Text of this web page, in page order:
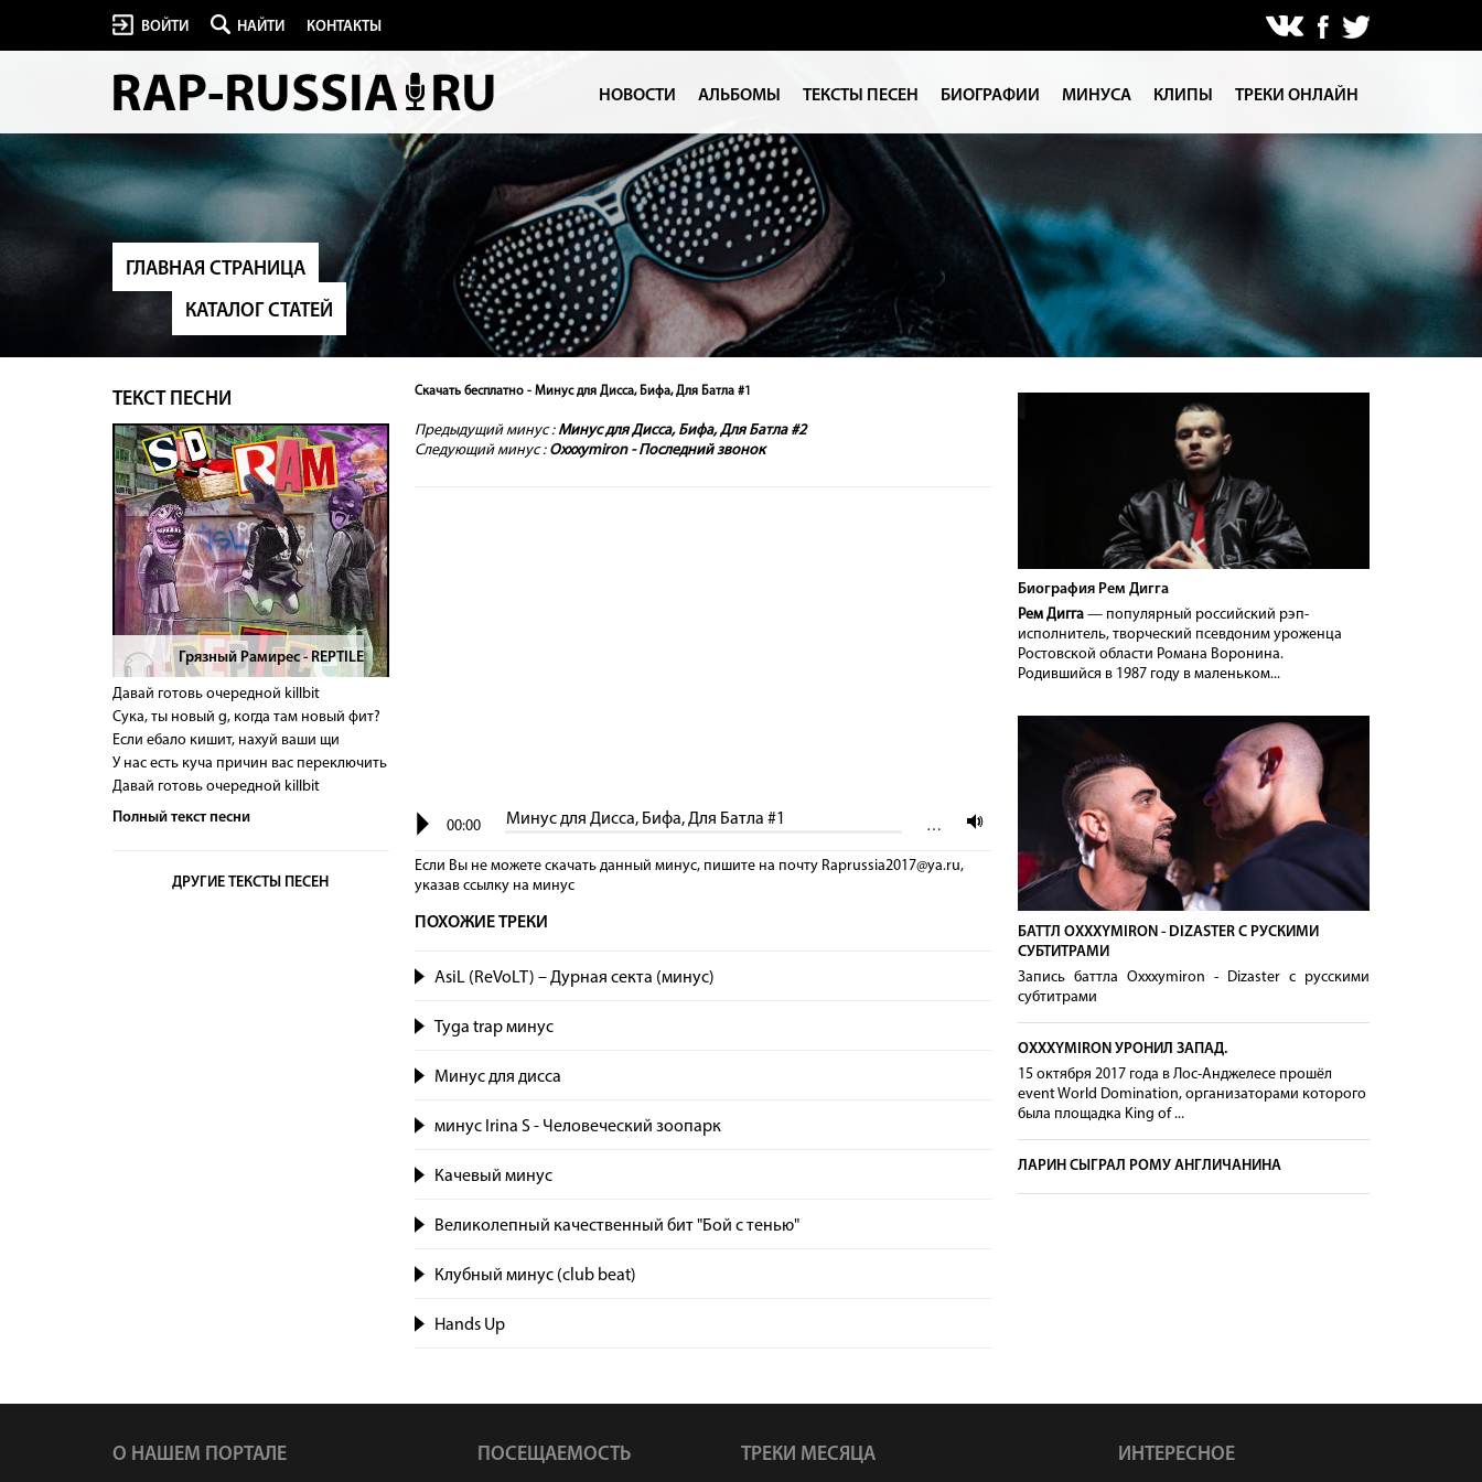
ВОЙТИ НАЙТИ КОНТАКТЫ
НОВОСТИ АЛЬБОМЫ ТЕКСТЫ ПЕСЕН БИОГРАФИИ МИНУСА КЛИПЫ ТРЕКИ ОНЛАЙН
ГЛАВНАЯ СТРАНИЦА
КАТАЛОГ СТАТЕЙ
ТЕКСТ ПЕСНИ
> Грязный Рамирес - REPTILE
Давай готовь очередной killbit
Сука, ты новый g, когда там новый фит?
Если ебало кишит, нахуй ваши щи
У нас есть куча причин вас переключить
Давай готовь очередной killbit
Полный текст песни
ДРУГИЕ ТЕКСТЫ ПЕСЕН
Скачать бесплатно - Минус для Дисса, Бифа, Для Батла #1
Предыдущий минус :Минус для Дисса, Бифа, Для Батла #2
Следующий минус : Oxxxymiron - Последний звонок
Минус для Дисса, Бифа, Для Батла #1
00:00 …
Если Вы не можете скачать данный минус, пишите на почту Raprussia2017@ya.ru,
указав сcылку на минус
ПОХОЖИЕ ТРЕКИ
AsiL (ReVoLT) – Дурная секта (минус)
Tyga trap минус
Минус для дисса
минус Irina S - Человеческий зоопарк
Качевый минус
Великолепный качественный бит "Бой с тенью"
Клубный минус (club beat)
Hands Up
Биография Рем Дигга
Рем Дигга— популярный российский рэп-
исполнитель, творческий псевдоним уроженца
Ростовской области Романа Воронина.
Родившийся в 1987 году в маленьком...
БАТТЛ OXXXYMIRON - DIZASTER С РУСКИМИ
СУБТИТРАМИ
Запись баттла Oxxxymiron - Dizaster с русскими
субтитрами
OXXXYMIRON УРОНИЛ ЗАПАД.
15 октября 2017 года в Лос-Анджелесе прошёл
event World Domination, организаторами которого
была площадка King of ...
ЛАРИН СЫГРАЛ РОМУ АНГЛИЧАНИНА
О НАШЕМ ПОРТАЛЕ ПОСЕЩАЕМОСТЬ ТРЕКИ МЕСЯЦА ИНТЕРЕСНОЕ